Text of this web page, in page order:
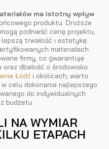
ma istotny wpływ
produktu. Droższe
podnieść cenę projektu,
trwałość i estetykę.
materiałach
firmy, co gwarantuje
dbałość o środowisko.
Łódź i okolicach, warto
celu dokonania najlepszego
do indywidualnych
budżetu.
NA WYMIAR
ETAPACH